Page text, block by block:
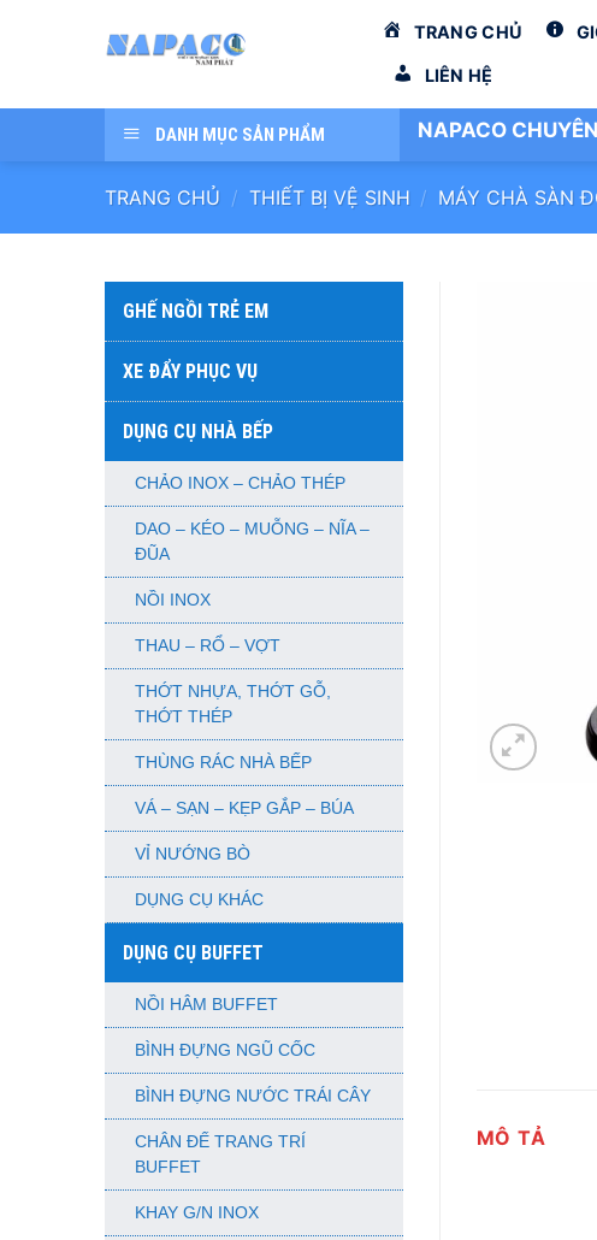
dung
TRANG CHỦ
LIÊN HỆ
DANH MỤC SẢN PHẨM NAPACO
TRANG CHỦ / THIẾT BỊ VỆ SINH / MÁY CHÀ SÀN
GHẾ NGỒI TRẺ EM
XE ĐẨY PHỤC VỤ
DỤNG CỤ NHÀ BẾP
CHẢO INOX – CHẢO THÉP
DAO – KÉO – MUỖNG – NĨA –
ĐŨA
NỒI INOX
THAU – RỔ – VỢT
THỚT NHỰA, THỚT GỖ,
THỚT THÉP
THÙNG RÁC NHÀ BẾP
VÁ – SẠN – KẸP GẮP – BÚA
VỈ NƯỚNG BÒ
DỤNG CỤ KHÁC
DỤNG CỤ BUFFET
NỒI HÂM BUFFET
BÌNH ĐỰNG NGŨ CỐC
BÌNH ĐỰNG NƯỚC TRÁI CÂY
CHÂN ĐẾ TRANG TRÍ
BUFFET
KHAY G/N INOX
MÔ TẢ